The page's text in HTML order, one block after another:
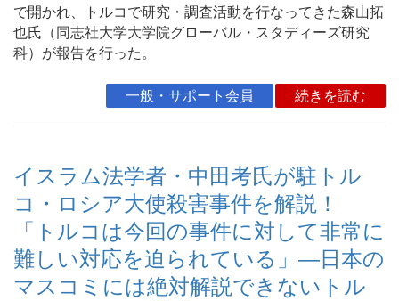
で開かれ、トルコで研究・調査活動を行なってきた森山拓
也氏（同志社大学大学院グローバル・スタディーズ研究
科）が報告を行った。
一般・サポート会員 続きを読む
イスラム法学者・中田考氏が駐トル
コ・ロシア大使殺害事件を解説！
「トルコは今回の事件に対して非常に
難しい対応を迫られている」―日本の
マスコミには絶対解説できないトル